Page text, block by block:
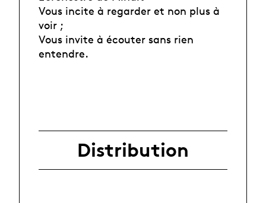
Vous incite à regarder et non plus à
voir ;
Vous invite à écouter sans rien
entendre.
Distribution